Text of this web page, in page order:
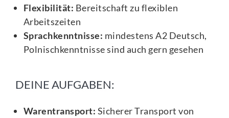
Flexibilität: Bereitschaft zu flexiblen
Arbeitszeiten
Sprachkenntnisse: mindestens A2 Deutsch,
Polnischkenntnisse sind auch gern gesehen
DEINE AUFGABEN:
Warentransport: Sicherer Transport von